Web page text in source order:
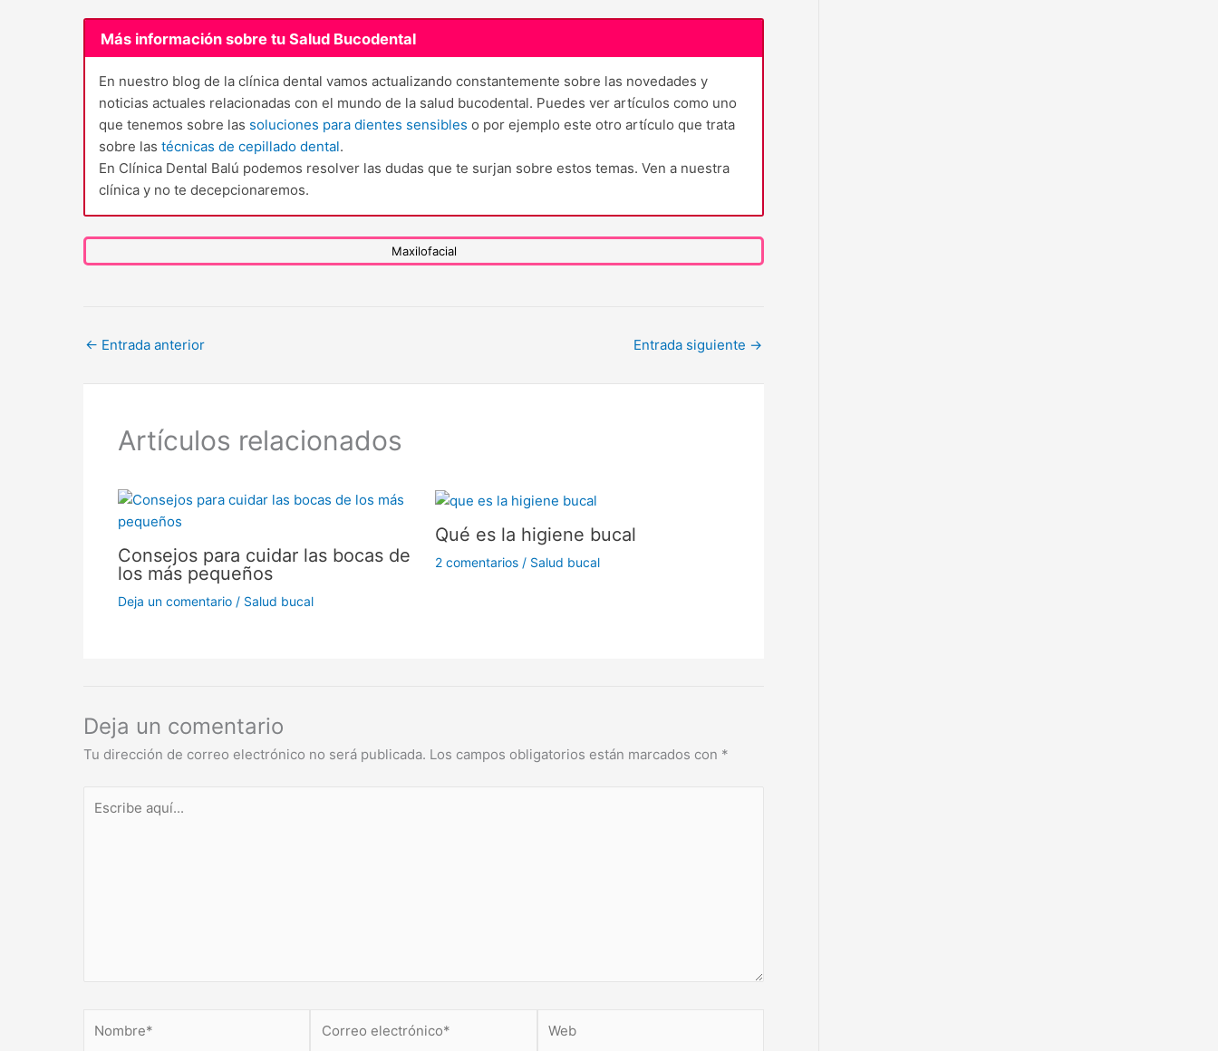
Más información sobre tu Salud Bucodental
En nuestro blog de la clínica dental vamos actualizando constantemente sobre las novedades y
noticias actuales relacionadas con el mundo de la salud bucodental. Puedes ver artículos como uno
que tenemos sobre las soluciones para dientes sensibles o por ejemplo este otro artículo que trata
sobre las técnicas de cepillado dental.
En Clínica Dental Balú podemos resolver las dudas que te surjan sobre estos temas. Ven a nuestra
clínica y no te decepcionaremos.
Maxilofacial
← Entrada anterior Entrada siguiente →
Artículos relacionados
Consejos para cuidar las bocas de
los más pequeños
Deja un comentario / Salud bucal
Qué es la higiene bucal
2 comentarios / Salud bucal
Deja un comentario
Tu dirección de correo electrónico no será publicada. Los campos obligatorios están marcados con *
aquí...
electrónico*